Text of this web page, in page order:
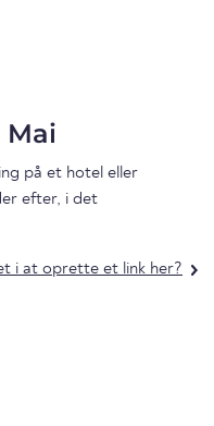
Mai
på et hotel eller
efter, i det
i at oprette et link her?